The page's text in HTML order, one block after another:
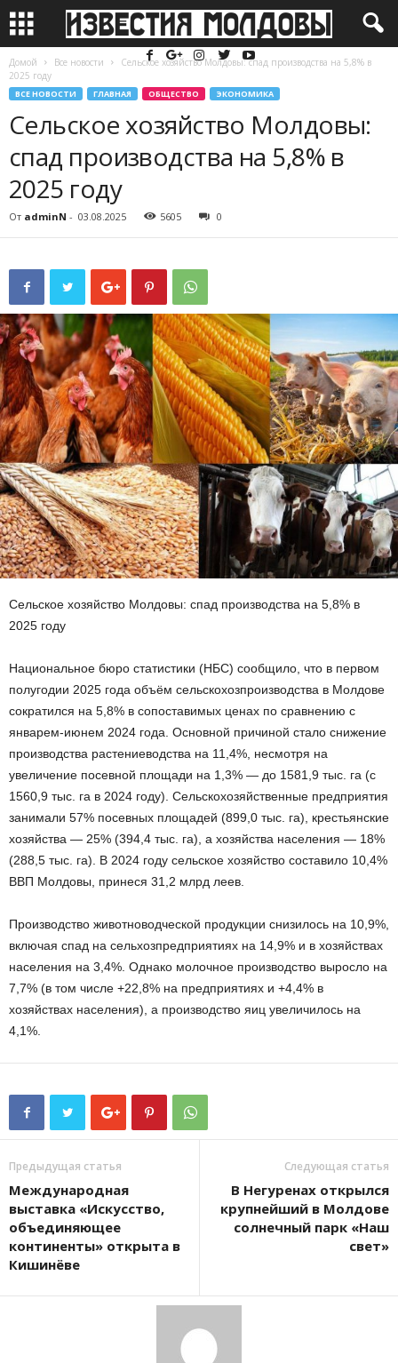
Домой Все новости
Сельское хозяйство Молдовы: спад производства на 5,8% в
2025 году
ВСЕ НОВОСТИ ГЛАВНАЯ ОБЩЕСТВО ЭКОНОМИКА
Сельское хозяйство Молдовы:
спад производства на 5,8% в
2025 году
От adminN - 03.08.2025 5605 0
Сельское хозяйство Молдовы: спад производства на 5,8% в
2025 году
Национальное бюро статистики (НБС) сообщило, что в первом
полугодии 2025 года объём сельскохозпроизводства в Молдове
сократился на 5,8% в сопоставимых ценах по сравнению с
январем-июнем 2024 года. Основной причиной стало снижение
производства растениеводства на 11,4%, несмотря на
увеличение посевной площади на 1,3% — до 1581,9 тыс. га (с
1560,9 тыс. га в 2024 году). Сельскохозяйственные предприятия
занимали 57% посевных площадей (899,0 тыс. га), крестьянские
хозяйства — 25% (394,4 тыс. га), а хозяйства населения — 18%
(288,5 тыс. га). В 2024 году сельское хозяйство составило 10,4%
ВВП Молдовы, принеся 31,2 млрд леев.
Производство животноводческой продукции снизилось на 10,9%,
включая спад на сельхозпредприятиях на 14,9% и в хозяйствах
населения на 3,4%. Однако молочное производство выросло на
7,7% (в том числе +22,8% на предприятиях и +4,4% в
хозяйствах населения), а производство яиц увеличилось на
4,1%.
Предыдущая статья
Международная
выставка «Искусство,
объединяющее
континенты» открыта в
Кишинёве
Следующая статья
В Негуренах открылся
крупнейший в Молдове
солнечный парк «Наш
свет»